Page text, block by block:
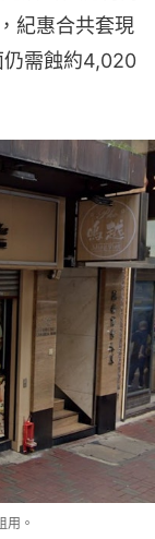
紀惠合共套現
仍需蝕約4,020
用。